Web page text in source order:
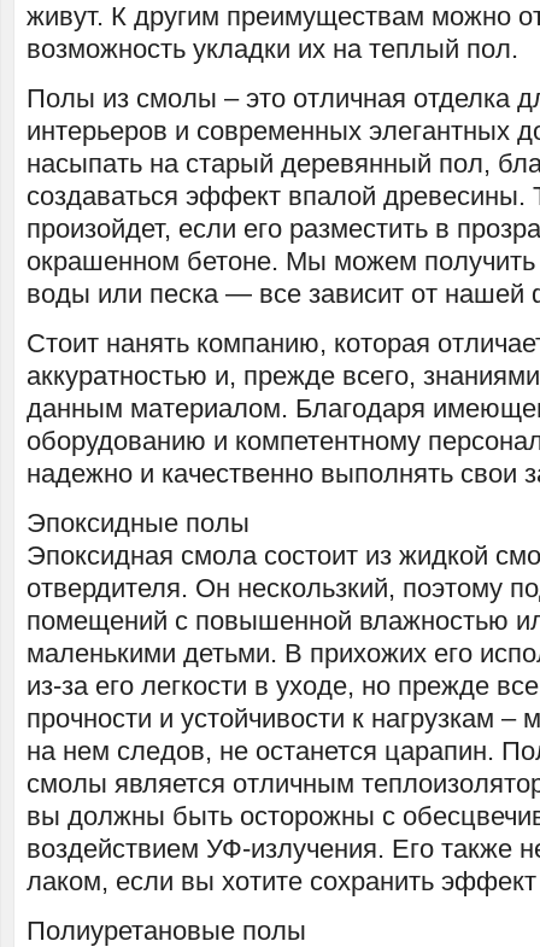
живут. К другим преимуществам можно
возможность укладки их на теплый пол.
Полы из смолы – это отличная отделка
интерьеров и современных элегантных
насыпать на старый деревянный пол,
создаваться эффект впалой древесины.
произойдет, если его разместить в
окрашенном бетоне. Мы можем
воды или песка — все зависит от нашей
Стоит нанять компанию, которая
аккуратностью и, прежде всего,
данным материалом. Благодаря
оборудованию и компетентному
надежно и качественно выполнять свои
Эпоксидные полы
Эпоксидная смола состоит из жидкой
отвердителя. Он нескользкий, поэтому
помещений с повышенной влажностью
маленькими детьми. В прихожих его
из-за его легкости в уходе, но прежде
прочности и устойчивости к нагрузкам –
на нем следов, не останется царапин.
смолы является отличным
вы должны быть осторожны с
воздействием УФ-излучения. Его также
лаком, если вы хотите сохранить
Полиуретановые полы